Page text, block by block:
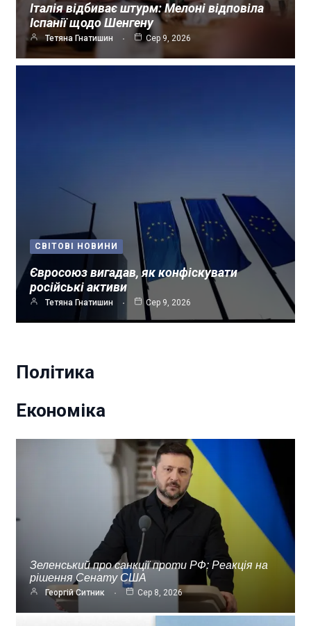
Італія відбиває штурм: Мелоні відповіла
Іспанії щодо Шенгену
Тетяна Гнатишин Сер 9, 2026
СВІТОВІ НОВИНИ
Євросоюз вигадав, як конфіскувати
російські активи
Тетяна Гнатишин Сер 9, 2026
Політика
Економіка
Зеленський про санкції проти РФ: Реакція на
рішення Сенату США
Георгій Ситник Сер 8, 2026